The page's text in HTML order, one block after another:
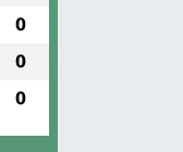
0
0
0